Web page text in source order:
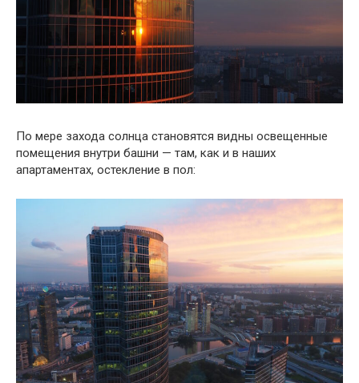
По мере захода солнца становятся видны освещенные
помещения внутри башни — там, как и в наших
апартаментах, остекление в пол: